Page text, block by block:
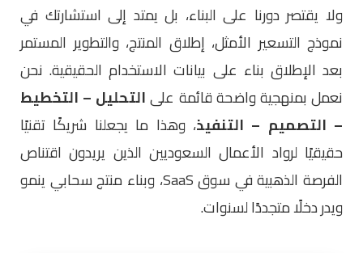
ولا يقتصر دورنا على البناء، بل يمتد إلى استشارتك في
نموذج التسعير الأمثل، إطلاق المنتج، والتطوير المستمر
بعد الإطلاق بناء على بيانات الاستخدام الحقيقية. نحن
نعمل بمنهجية واضحة قائمة علىالتحليل – التخطيط
– التصميم – التنفيذ، وهذا ما يجعلنا شريكًا تقنيًا
حقيقيًا لرواد الأعمال السعوديين الذين يريدون اقتناص
الفرصة الذهبية في سوق SaaS، وبناء منتج سحابي ينمو
ويدر دخلًا متجددًا لسنوات.